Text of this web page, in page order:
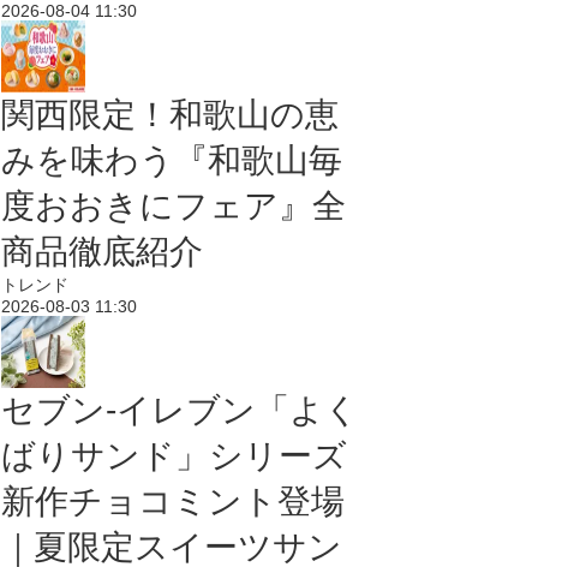
2026-08-04 11:30
関西限定！和歌山の恵
みを味わう『和歌山毎
度おおきにフェア』全
商品徹底紹介
トレンド
2026-08-03 11:30
セブン‐イレブン「よく
ばりサンド」シリーズ
新作チョコミント登場
｜夏限定スイーツサン